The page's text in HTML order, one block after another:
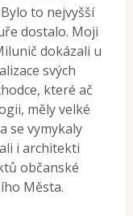
Bylo to nejvyšší
dostalo. Moji
dokázali u
svých
které ač
měly velké
se vymykaly
i architekti
občanské
Města.